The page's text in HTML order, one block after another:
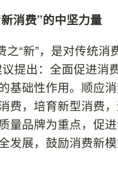
消费”的中坚力量
之“新”，是对传统消
议提出：全面促进消
基础性作用。顺应消
费，培育新型消费
量品牌为重点，促进
发展，鼓励消费新